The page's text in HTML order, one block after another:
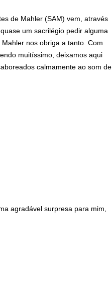
de Mahler (SAM) vem, através
um sacrilégio pedir alguma
nos obriga a tanto. Com
muitíssimo, deixamos aqui
calmamente ao som de
agradável surpresa para mim,